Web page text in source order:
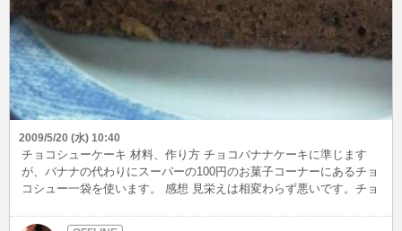
2009/5/20 (水) 10:40
チョコシューケーキ 材料、作り方 チョコバナナケーキに準じます
が、バナナの代わりにスーパーの100円のお菓子コーナーにあるチョ
コシュー一袋を使います。 感想 見栄えは相変わらず悪いです。チョ
敗はしていませんが、 甘さが少なく植物性のホイップクリームを使